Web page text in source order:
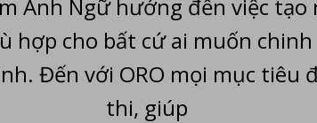
Anh Ngữ hướng đến việc tạo
hợp cho bất cứ ai muốn
Đến với ORO mọi mục tiêu
thi, giúp